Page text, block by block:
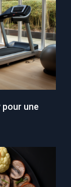
pour une